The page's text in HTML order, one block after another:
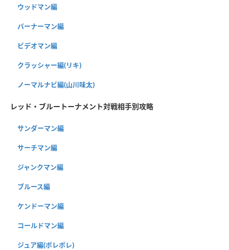
ウッドマン編
バーナーマン編
ビデオマン編
クラッシャー編(リキ)
ノーマルナビ編(山川味太)
レッド・ブルートーナメント対戦相手別攻略
サンダーマン編
サーチマン編
ジャンクマン編
ブルース編
ケンドーマン編
コールドマン編
ジュア編(ポレポレ)